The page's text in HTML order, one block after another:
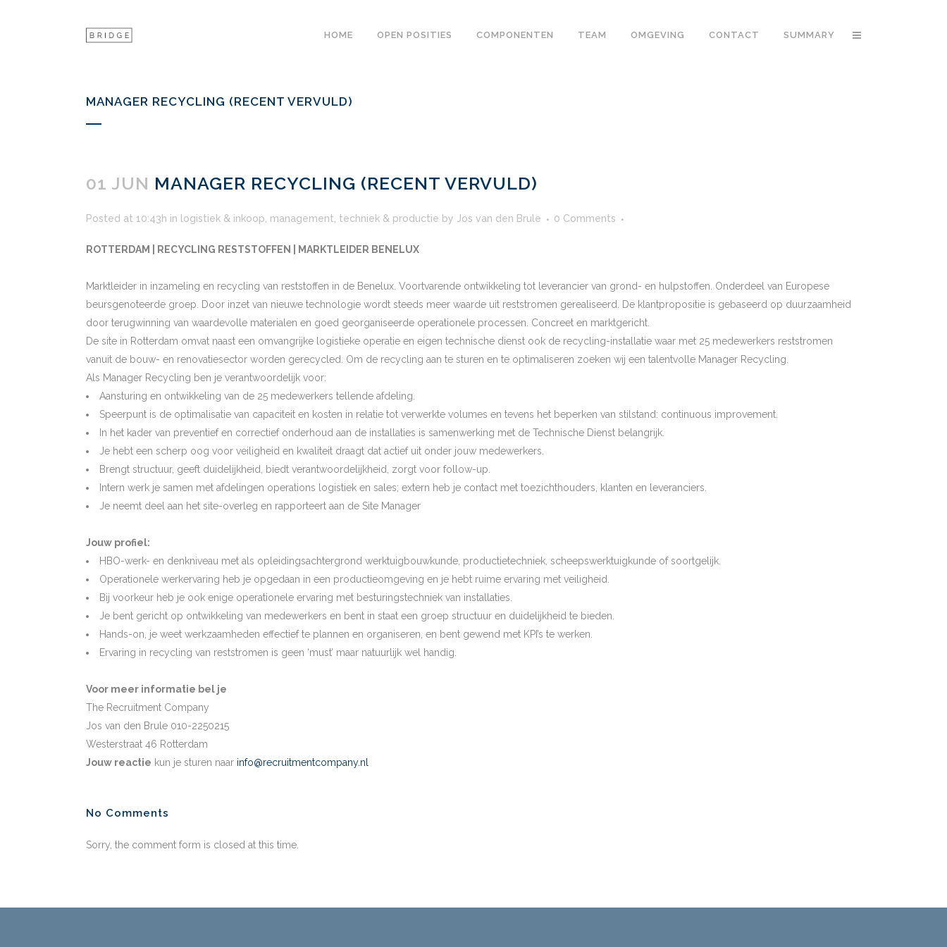
HOME OPEN POSITIES COMPONENTEN TEAM OMGEVING CONTACT SUMMARY
MANAGER RECYCLING (RECENT VERVULD)
01 JUN MANAGER RECYCLING (RECENT VERVULD)
Posted at 10:43h in logistiek & inkoop management techniek & productie by Jos van den Brule 0 Comments
ROTTERDAM | RECYCLING RESTSTOFFEN | MARKTLEIDER BENELUX
Marktleider in inzameling en recycling van reststoffen in de Benelux. Voortvarende ontwikkeling tot leverancier van grond- en hulpstoffen. Onderdeel van Europese
beursgenoteerde groep. Door inzet van nieuwe technologie wordt steeds meer waarde uit reststromen gerealiseerd. De klantpropositie is gebaseerd op duurzaamheid
door terugwinning van waardevolle materialen en goed georganiseerde operationele processen. Concreet en marktgericht.
De site in Rotterdam omvat naast een omvangrijke logistieke operatie en eigen technische dienst ook de recycling-installatie waar met 25 medewerkers reststromen
vanuit de bouw- en renovatiesector worden gerecycled. Om de recycling aan te sturen en te optimaliseren zoeken wij een talentvolle Manager Recycling.
Als Manager Recycling ben je verantwoordelijk voor:
Aansturing en ontwikkeling van de 25 medewerkers tellende afdeling.
Speerpunt is de optimalisatie van capaciteit en kosten in relatie tot verwerkte volumes en tevens het beperken van stilstand: continuous improvement.
In het kader van preventief en correctief onderhoud aan de installaties is samenwerking met de Technische Dienst belangrijk.
Je hebt een scherp oog voor veiligheid en kwaliteit draagt dat actief uit onder jouw medewerkers.
Brengt structuur, geeft duidelijkheid, biedt verantwoordelijkheid, zorgt voor follow-up.
Intern werk je samen met afdelingen operations logistiek en sales; extern heb je contact met toezichthouders, klanten en leveranciers.
Je neemt deel aan het site-overleg en rapporteert aan de Site Manager
Jouw profiel:
HBO-werk- en denkniveau met als opleidingsachtergrond werktuigbouwkunde, productietechniek, scheepswerktuigkunde of soortgelijk.
Operationele werkervaring heb je opgedaan in een productieomgeving en je hebt ruime ervaring met veiligheid.
Bij voorkeur heb je ook enige operationele ervaring met besturingstechniek van installaties.
Je bent gericht op ontwikkeling van medewerkers en bent in staat een groep structuur en duidelijkheid te bieden.
Hands-on, je weet werkzaamheden effectief te plannen en organiseren, en bent gewend met KPI’s te werken.
Ervaring in recycling van reststromen is geen ‘must’ maar natuurlijk wel handig.
Voor meer informatie bel je
The Recruitment Company
Jos van den Brule 010-2250215
Westerstraat 46 Rotterdam
Jouw reactie kun je sturen naar info@recruitmentcompany.nl
No Comments
Sorry, the comment form is closed at this time.